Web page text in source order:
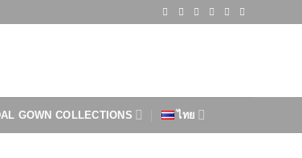
GOWN COLLECTIONS ไทย